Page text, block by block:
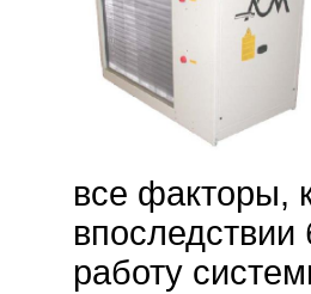
все факторы,
впоследствии
работу